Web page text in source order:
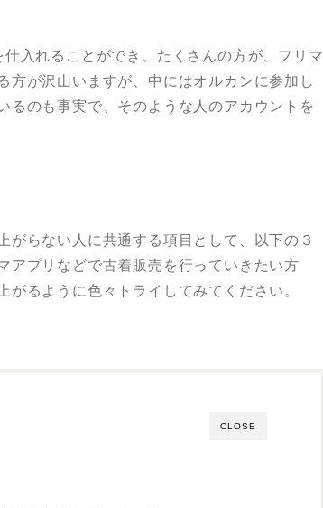
入れることができ、たくさんの方が、フリマ
方が沢山いますが、中にはオルカンに参加し
るのも事実で、そのような人のアカウントを
がらない人に共通する項目として、以下の３
アプリなどで古着販売を行っていきたい方
がるように色々トライしてみてください。
CLOSE